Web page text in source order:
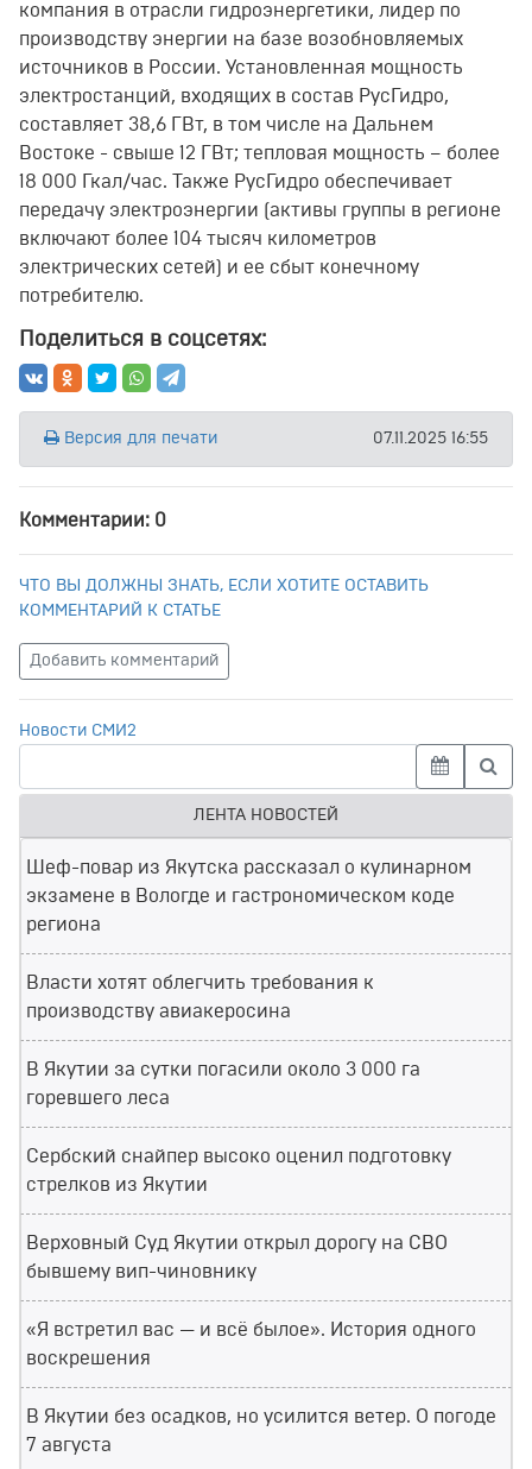
компания в отрасли гидроэнергетики, лидер по
производству энергии на базе возобновляемых
источников в России. Установленная мощность
электростанций, входящих в состав РусГидро,
составляет 38,6 ГВт, в том числе на Дальнем
Востоке - свыше 12 ГВт; тепловая мощность – более
18 000 Гкал/час. Также РусГидро обеспечивает
передачу электроэнергии (активы группы в регионе
включают более 104 тысяч километров
электрических сетей) и ее сбыт конечному
потребителю.
Поделиться в соцсетях:
Версия для печати 07.11.2025 16:55
Комментарии: 0
ЧТО ВЫ ДОЛЖНЫ ЗНАТЬ, ЕСЛИ ХОТИТЕ ОСТАВИТЬ
КОММЕНТАРИЙ К СТАТЬЕ
Добавить комментарий
Новости СМИ2
ЛЕНТА НОВОСТЕЙ
Шеф-повар из Якутска рассказал о кулинарном
экзамене в Вологде и гастрономическом коде
региона
Власти хотят облегчить требования к
производству авиакеросина
В Якутии за сутки погасили около 3 000 га
горевшего леса
Сербский снайпер высоко оценил подготовку
стрелков из Якутии
Верховный Суд Якутии открыл дорогу на СВО
бывшему вип-чиновнику
«Я встретил вас — и всё былое». История одного
воскрешения
В Якутии без осадков, но усилится ветер. О погоде
7 августа